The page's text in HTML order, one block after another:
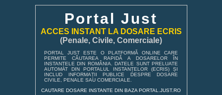
Portal Just
ACCES INSTANT LA DOSARE ECRIS
(Penale, Civile, Comerciale)
PORTAL JUST ESTE O PLATFORMĂ ONLINE CARE
PERMITE CĂUTAREA RAPIDĂ A DOSARELOR ÎN
INSTANȚELE DIN ROMÂNIA. DATELE SUNT PRELUATE
AUTOMAT DIN PORTALUL INSTANȚELOR (ECRIS) ȘI
INCLUD INFORMAȚII PUBLICE DESPRE DOSARE
CIVILE, PENALE SAU COMERCIALE.
CAUTARE DOSARE INSTANTE DIN BAZA PORTAL.JUST.RO